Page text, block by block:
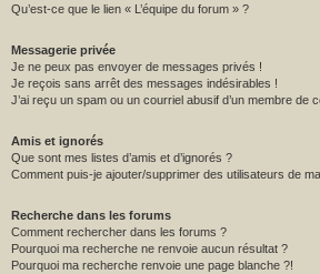
Qu’est-ce que le lien « L’équipe du forum » ?
Messagerie privée
Je ne peux pas envoyer de messages privés !
Je reçois sans arrêt des messages indésirables !
J’ai reçu un spam ou un courriel abusif d’un membre de
Amis et ignorés
Que sont mes listes d’amis et d’ignorés ?
Comment puis-je ajouter/supprimer des utilisateurs de ma
Recherche dans les forums
Comment rechercher dans les forums ?
Pourquoi ma recherche ne renvoie aucun résultat ?
Pourquoi ma recherche renvoie une page blanche ?!